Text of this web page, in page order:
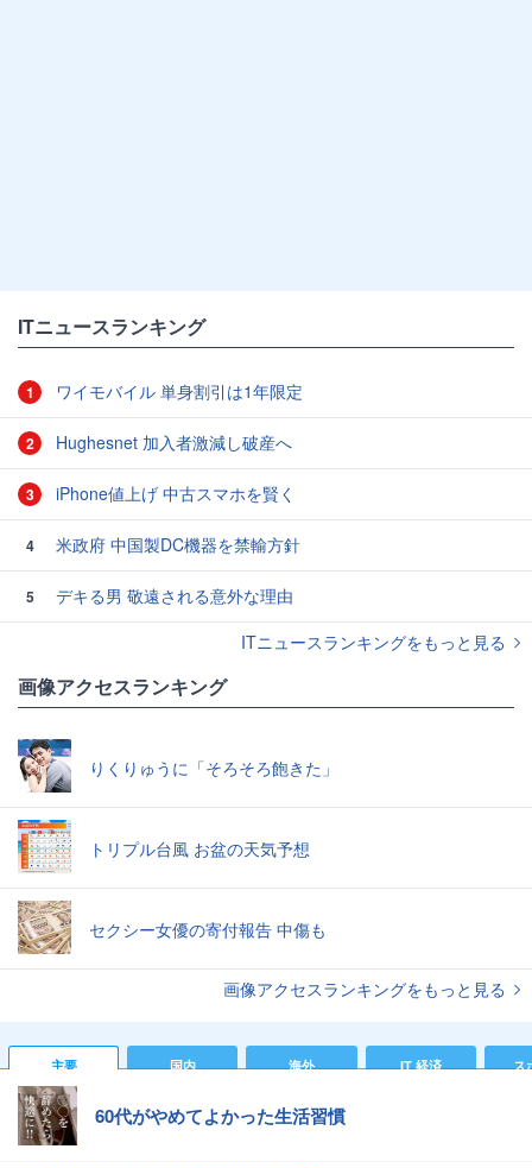
ITニュースランキング
1 ワイモバイル 単身割引は1年限定
2 Hughesnet 加入者激減し破産へ
3 iPhone値上げ 中古スマホを賢く
4 米政府 中国製DC機器を禁輸方針
5
デキる男 敬遠される意外な理由
ITニュースランキングをもっと見る
画像アクセスランキング
りくりゅうに「そろそろ飽きた」
トリプル台風 お盆の天気予想
セクシー女優の寄付報告 中傷も
画像アクセスランキングをもっと見る
主要 国内 海外 IT 経済 ス
60代がやめてよかった生活習慣